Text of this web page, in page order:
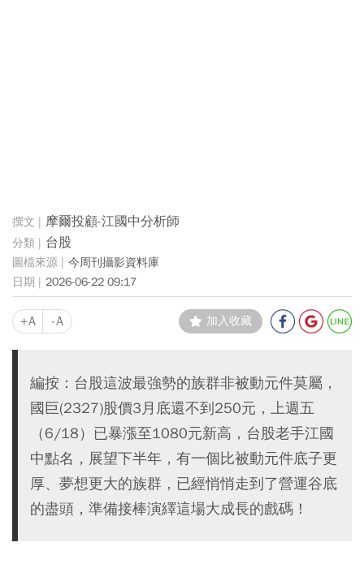
摩爾投顧-江國中分析師
台股
今周刊攝影資料庫
2026-06-22 09:17
+A -A 加入收藏
編按：台股這波最強勢的族群非被動元件莫屬，
國巨(2327)股價3月底還不到250元，上週五
（6/18）已暴漲至1080元新高，台股老手江國
中點名，展望下半年，有一個比被動元件底子更
厚、夢想更大的族群，已經悄悄走到了營運谷底
的盡頭，準備接棒演繹這場大成長的戲碼！